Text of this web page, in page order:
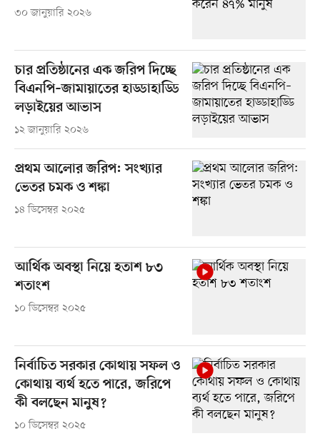
৩০ জানুয়ারি ২০২৬
চার প্রতিষ্ঠানের এক জরিপ দিচ্ছে
বিএনপি–জামায়াতের হাড্ডাহাড্ডি
লড়াইয়ের আভাস
১২ জানুয়ারি ২০২৬
প্রথম আলোর জরিপ: সংখ্যার
ভেতর চমক ও শঙ্কা
১৪ ডিসেম্বর ২০২৫
আর্থিক অবস্থা নিয়ে হতাশ ৮৩
শতাংশ
১০ ডিসেম্বর ২০২৫
নির্বাচিত সরকার কোথায় সফল ও
কোথায় ব্যর্থ হতে পারে, জরিপে
কী বলছেন মানুষ?
১০ ডিসেম্বর ২০২৫